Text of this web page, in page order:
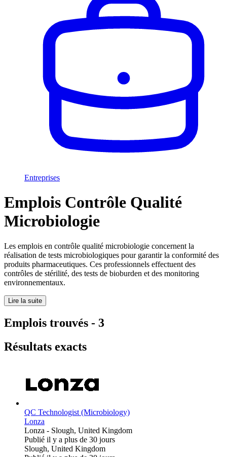
Entreprises
Emplois Contrôle Qualité
Microbiologie
Les emplois en contrôle qualité microbiologie concernent la
réalisation de tests microbiologiques pour garantir la conformité des
produits pharmaceutiques. Ces professionnels effectuent des
contrôles de stérilité, des tests de bioburden et des monitoring
environnementaux.
Lire la suite
Emplois trouvés - 3
Résultats exacts
QC Technologist (Microbiology)
Lonza
Lonza - Slough, United Kingdom
Publié il y a plus de 30 jours
Slough, United Kingdom